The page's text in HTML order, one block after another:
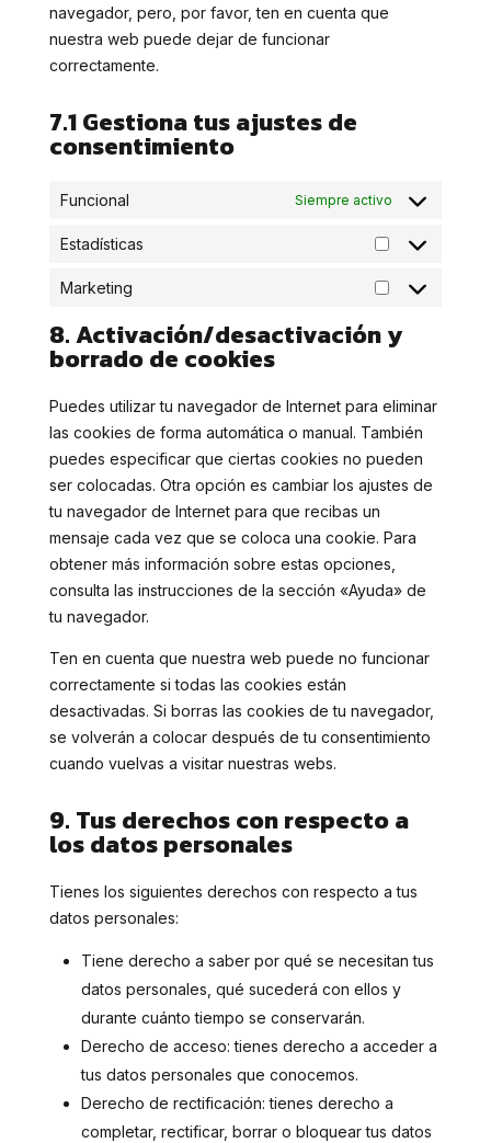
navegador, pero, por favor, ten en cuenta que
nuestra web puede dejar de funcionar
correctamente.
7.1 Gestiona tus ajustes de
consentimiento
Funcional Siempre activo
Estadísticas
Estadísticas
Marketing
Marketing
8. Activación/desactivación y
borrado de cookies
Puedes utilizar tu navegador de Internet para eliminar
las cookies de forma automática o manual. También
puedes especificar que ciertas cookies no pueden
ser colocadas. Otra opción es cambiar los ajustes de
tu navegador de Internet para que recibas un
mensaje cada vez que se coloca una cookie. Para
obtener más información sobre estas opciones,
consulta las instrucciones de la sección «Ayuda» de
tu navegador.
Ten en cuenta que nuestra web puede no funcionar
correctamente si todas las cookies están
desactivadas. Si borras las cookies de tu navegador,
se volverán a colocar después de tu consentimiento
cuando vuelvas a visitar nuestras webs.
9. Tus derechos con respecto a
los datos personales
Tienes los siguientes derechos con respecto a tus
datos personales:
Tiene derecho a saber por qué se necesitan tus
datos personales, qué sucederá con ellos y
durante cuánto tiempo se conservarán.
Derecho de acceso: tienes derecho a acceder a
tus datos personales que conocemos.
Derecho de rectificación: tienes derecho a
completar, rectificar, borrar o bloquear tus datos